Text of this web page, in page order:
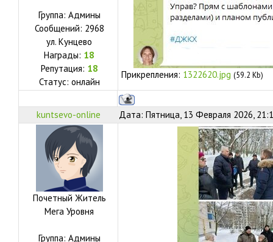
Группа: Админы
Сообщений: 2968
ул. Кунцево
Награды: 18
Репутация: 18
Статус: онлайн
Прикрепления: 1322620.jpg (59.2 Kb)
kuntsevo-online Дата: Пятница, 13 Февраля 2026,
Почетный Житель
Мега Уровня
Группа: Админы